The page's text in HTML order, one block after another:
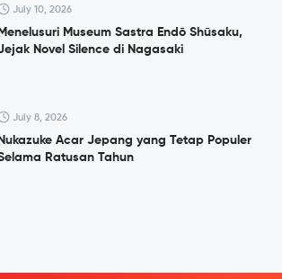
July 10, 2026
Menelusuri Museum Sastra Endō Shūsaku,
Novel Silence di Nagasaki
July 8, 2026
Nukazuke Acar Jepang yang Tetap Populer
Ratusan Tahun